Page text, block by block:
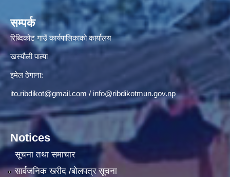
सम्पर्क
रिब्दिकोट गाउँ कार्यपालिकाको कार्यालय
खस्यौली पाल्पा
इमेल ठेगाना:
ito.ribdikot@gmail.com / info@ribdikotmun.gov.np
Notices
सूचना तथा समाचार
सार्वजनिक खरीद /बोलपत्र सूचना